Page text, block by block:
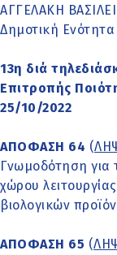
ΑΓΓΕΛΑΚΗ
Δημοτική
13η διά
Επιτροπής
25/10/2022
ΑΠΟΦΑΣΗ 64 (
Γνωμοδότηση για
χώρου
βιολογικών
ΑΠΟΦΑΣΗ 65 (